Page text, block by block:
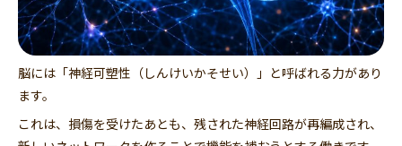
脳には「神経可塑性（しんけいかそせい）」と呼ばれる力があり
ます。
これは、損傷を受けたあとも、残された神経回路が再編成され、